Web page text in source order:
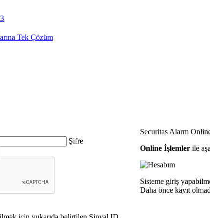
Şifre
Securitas Alarm
Online İşlemlerile
Sisteme giriş
Daha önce kayıt